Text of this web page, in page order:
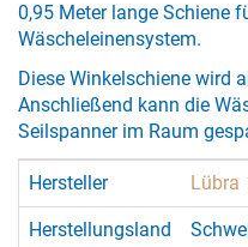
0,95 Meter lange Schiene
Wäscheleinensystem.
Diese Winkelschiene wird
Anschließend kann die
Seilspanner im Raum
Hersteller Lübra
Herstellungsland